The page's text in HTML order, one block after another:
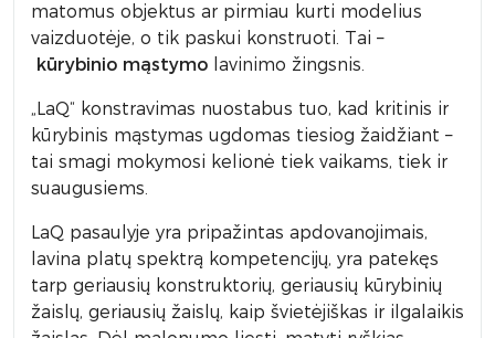
matomus objektus ar pirmiau kurti modelius
vaizduotėje, o tik paskui konstruoti. Tai –
kūrybinio mąstymo lavinimo žingsnis.
„LaQ“ konstravimas nuostabus tuo, kad kritinis ir
kūrybinis mąstymas ugdomas tiesiog žaidžiant –
tai smagi mokymosi kelionė tiek vaikams, tiek ir
suaugusiems.
LaQ pasaulyje yra pripažintas apdovanojimais,
lavina platų spektrą kompetencijų, yra patekęs
tarp geriausių konstruktorių, geriausių kūrybinių
žaislų, geriausių žaislų, kaip švietėjiškas ir ilgalaikis